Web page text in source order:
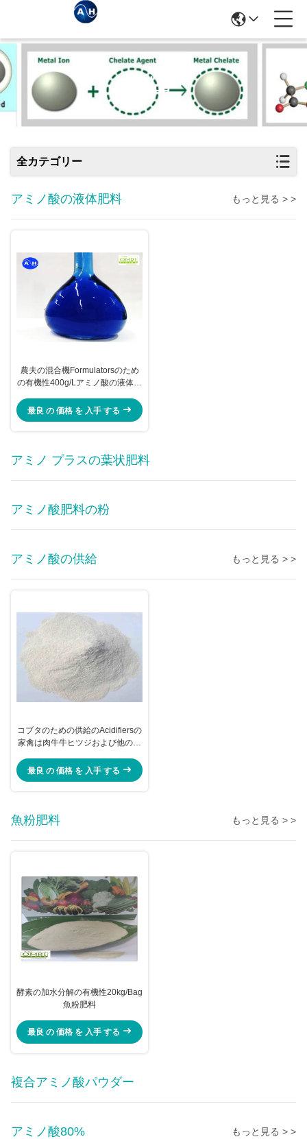
製品
全カテゴリー
アミノ酸の液体肥料 もっと見る > >
農夫の混合機Formulatorsのため
の有機性400g/Lアミノ酸の液体肥
最良 の 価格 を 入手 する
アミノ プラスの葉状肥料
アミノ酸肥料の粉
アミノ酸の供給 もっと見る > >
コブタのための供給のAcidifiersの
家禽は肉牛牛ヒツジおよび他の動
最良 の 価格 を 入手 する
魚粉肥料 もっと見る > >
酵素の加水分解の有機性20kg/Bag
魚粉肥料
最良 の 価格 を 入手 する
複合アミノ酸パウダー
アミノ酸80% もっと見る > >